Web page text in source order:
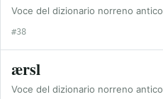
Voce del dizionario norreno antico
#38
ærsl
Voce del dizionario norreno antico